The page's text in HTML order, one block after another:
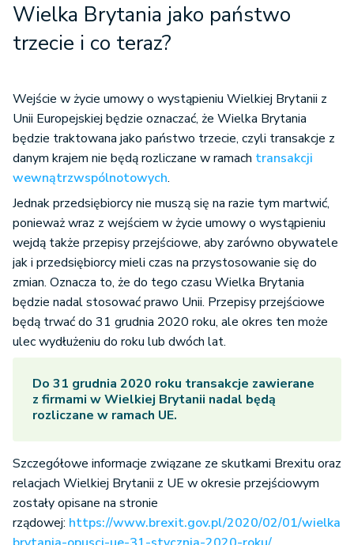
Wielka Brytania jako państwo
trzecie i co teraz?
Wejście w życie umowy o wystąpieniu Wielkiej Brytanii z
Unii Europejskiej będzie oznaczać, że Wielka Brytania
będzie traktowana jako państwo trzecie, czyli transakcje z
danym krajem nie będą rozliczane w ramach transakcji
wewnątrzwspólnotowych.
Jednak przedsiębiorcy nie muszą się na razie tym martwić,
ponieważ wraz z wejściem w życie umowy o wystąpieniu
wejdą także przepisy przejściowe, aby zarówno obywatele
jak i przedsiębiorcy mieli czas na przystosowanie się do
zmian. Oznacza to, że do tego czasu Wielka Brytania
będzie nadal stosować prawo Unii. Przepisy przejściowe
będą trwać do 31 grudnia 2020 roku, ale okres ten może
ulec wydłużeniu do roku lub dwóch lat.
Do 31 grudnia 2020 roku transakcje zawierane
z firmami w Wielkiej Brytanii nadal będą
rozliczane w ramach UE.
Szczegółowe informacje związane ze skutkami Brexitu oraz
relacjach Wielkiej Brytanii z UE w okresie przejściowym
zostały opisane na stronie
rządowej: https://www.brexit.gov.pl/2020/02/01/wielka-